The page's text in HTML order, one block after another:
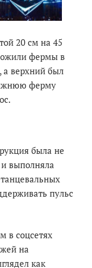
20 см на 45
фермы в
а верхний был
ферму
была не
выполняла
пульс
в соцсетях
на
как